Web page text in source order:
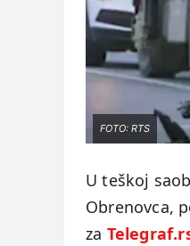
FOTO: RTS
U teškoj
Obrenovca,
za